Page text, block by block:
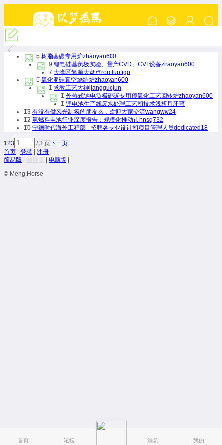
首页 论坛 消息 我的
『新能源产业交流』
5 树脂基碳专用炉zhaoyan600
9 锂电硅基负极实验、量产CVD、CVI 设备zhaoyan600
7 大湾区氢源大盘点roroluofigo
1 氧化亚硅真空烧结炉zhaoyan600
1 求教工艺大神jiangguojun
1 外热式钠电负极硬碳专用预氧化工艺回转炉zhaoyan600
1 锂电池生产线废水处理工艺和技术浅析月牙弯
13 有没有做风光制氢的朋友么，欢迎大家交流wangww24
12 氢燃料电池行业深度报告：规模化推动市hnsq732
10 宁德时代海外工程部 - 招聘各专业设计和项目管理人员dedicated18
123 / 3 页下一页
首页
登录
注册
简易版
触屏版 电脑版
© Meng.Horse